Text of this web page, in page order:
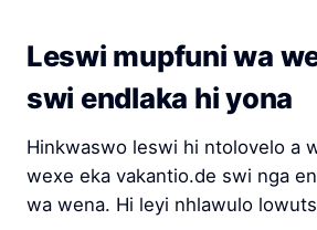
Leswi mupfuni wa
swi endlaka hi yona
Hinkwaswo leswi hi ntolovelo a
wexe eka vakantio.de swi nga
wa wena. Hi leyi nhlawulo